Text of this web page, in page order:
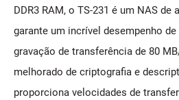
DDR3 RAM, o TS-231 é um NAS
garante um incrível desempenho
gravação de transferência de 80
melhorado de criptografia e
proporciona velocidades de